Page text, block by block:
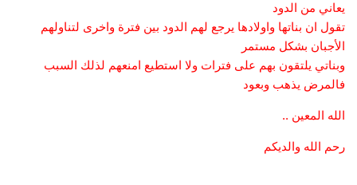
يعاني من الدود
تقول ان بناتها واولادها يرجع لهم الدود بين فترة واخرى لتناولهم
الأجبان بشكل مستمر
وبناتي يلتقون بهم على فترات ولا استطيع امنعهم لذلك السبب
فالمرض يذهب وبعود
الله المعين ..
رحم الله والديكم